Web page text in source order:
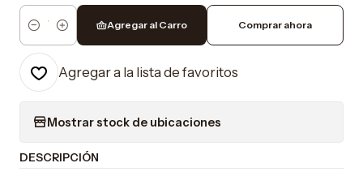
Cantidad
Agregar al Carro Comprar ahora
Agregar a la lista de favoritos
Mostrar stock de ubicaciones
DESCRIPCIÓN